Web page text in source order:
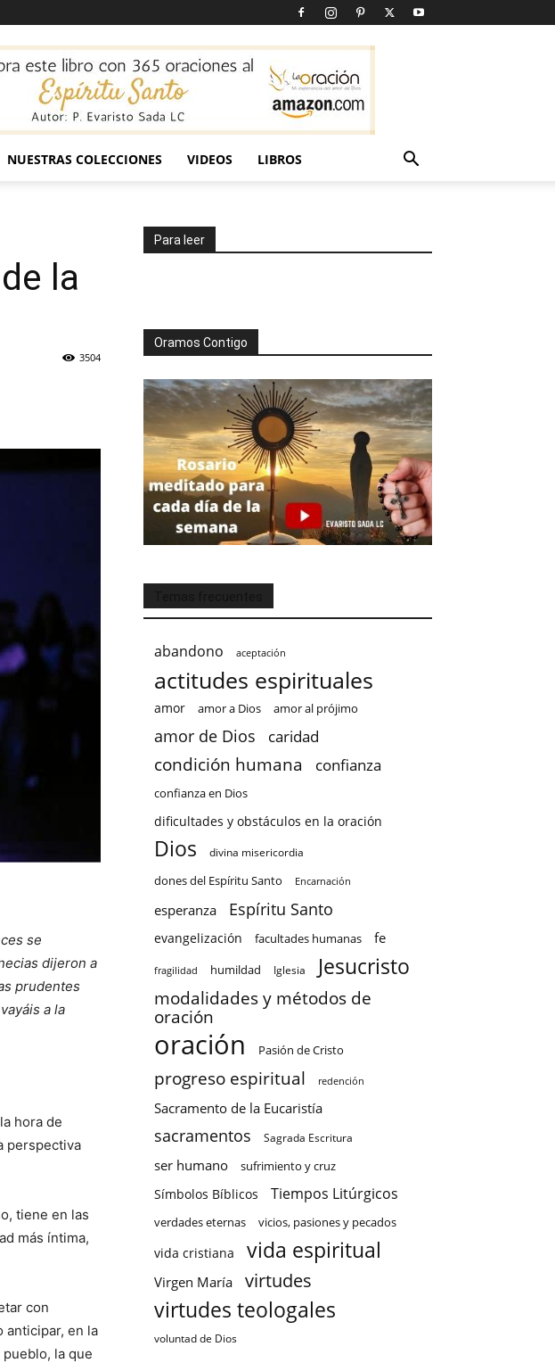
NUESTRAS COLECCIONES VIDEOS LIBROS
la
3504
se
dijeron a
prudentes
a la
hora de
perspectiva
tiene en las
más íntima,
con
anticipar, en la
la que
Para leer
Oramos Contigo
abandono aceptación
actitudes espirituales
amor amor a Dios amor al prójimo
amor de Dios caridad
condición humana confianza
confianza en Dios
dificultades y obstáculos en la oración
Dios divina misericordia
dones del Espíritu Santo Encarnación
esperanza Espíritu Santo
evangelización facultades humanas fe
fragilidad humildad Iglesia Jesucristo
modalidades y métodos de
oración
oración Pasión de Cristo
progreso espiritual redención
Sacramento de la Eucaristía
sacramentos Sagrada Escritura
ser humano sufrimiento y cruz
Símbolos Bíblicos Tiempos Litúrgicos
verdades eternas vicios, pasiones y pecados
vida cristiana vida espiritual
Virgen María virtudes
virtudes teologales
voluntad de Dios